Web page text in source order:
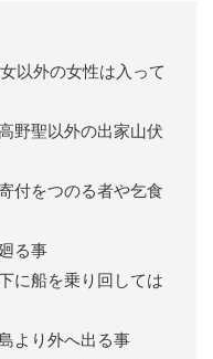
以外の女性は入って
野聖以外の出家山伏
付をつのる者や乞食
る事
に船を乗り回しては
より外へ出る事